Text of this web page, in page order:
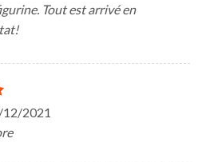
Tout est arrivé en
12/2021